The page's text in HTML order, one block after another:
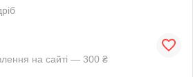
на сайті — 300 ₴